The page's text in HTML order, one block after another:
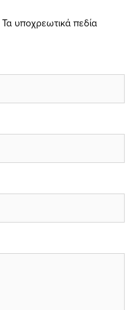
Τα υποχρεωτικά πεδία